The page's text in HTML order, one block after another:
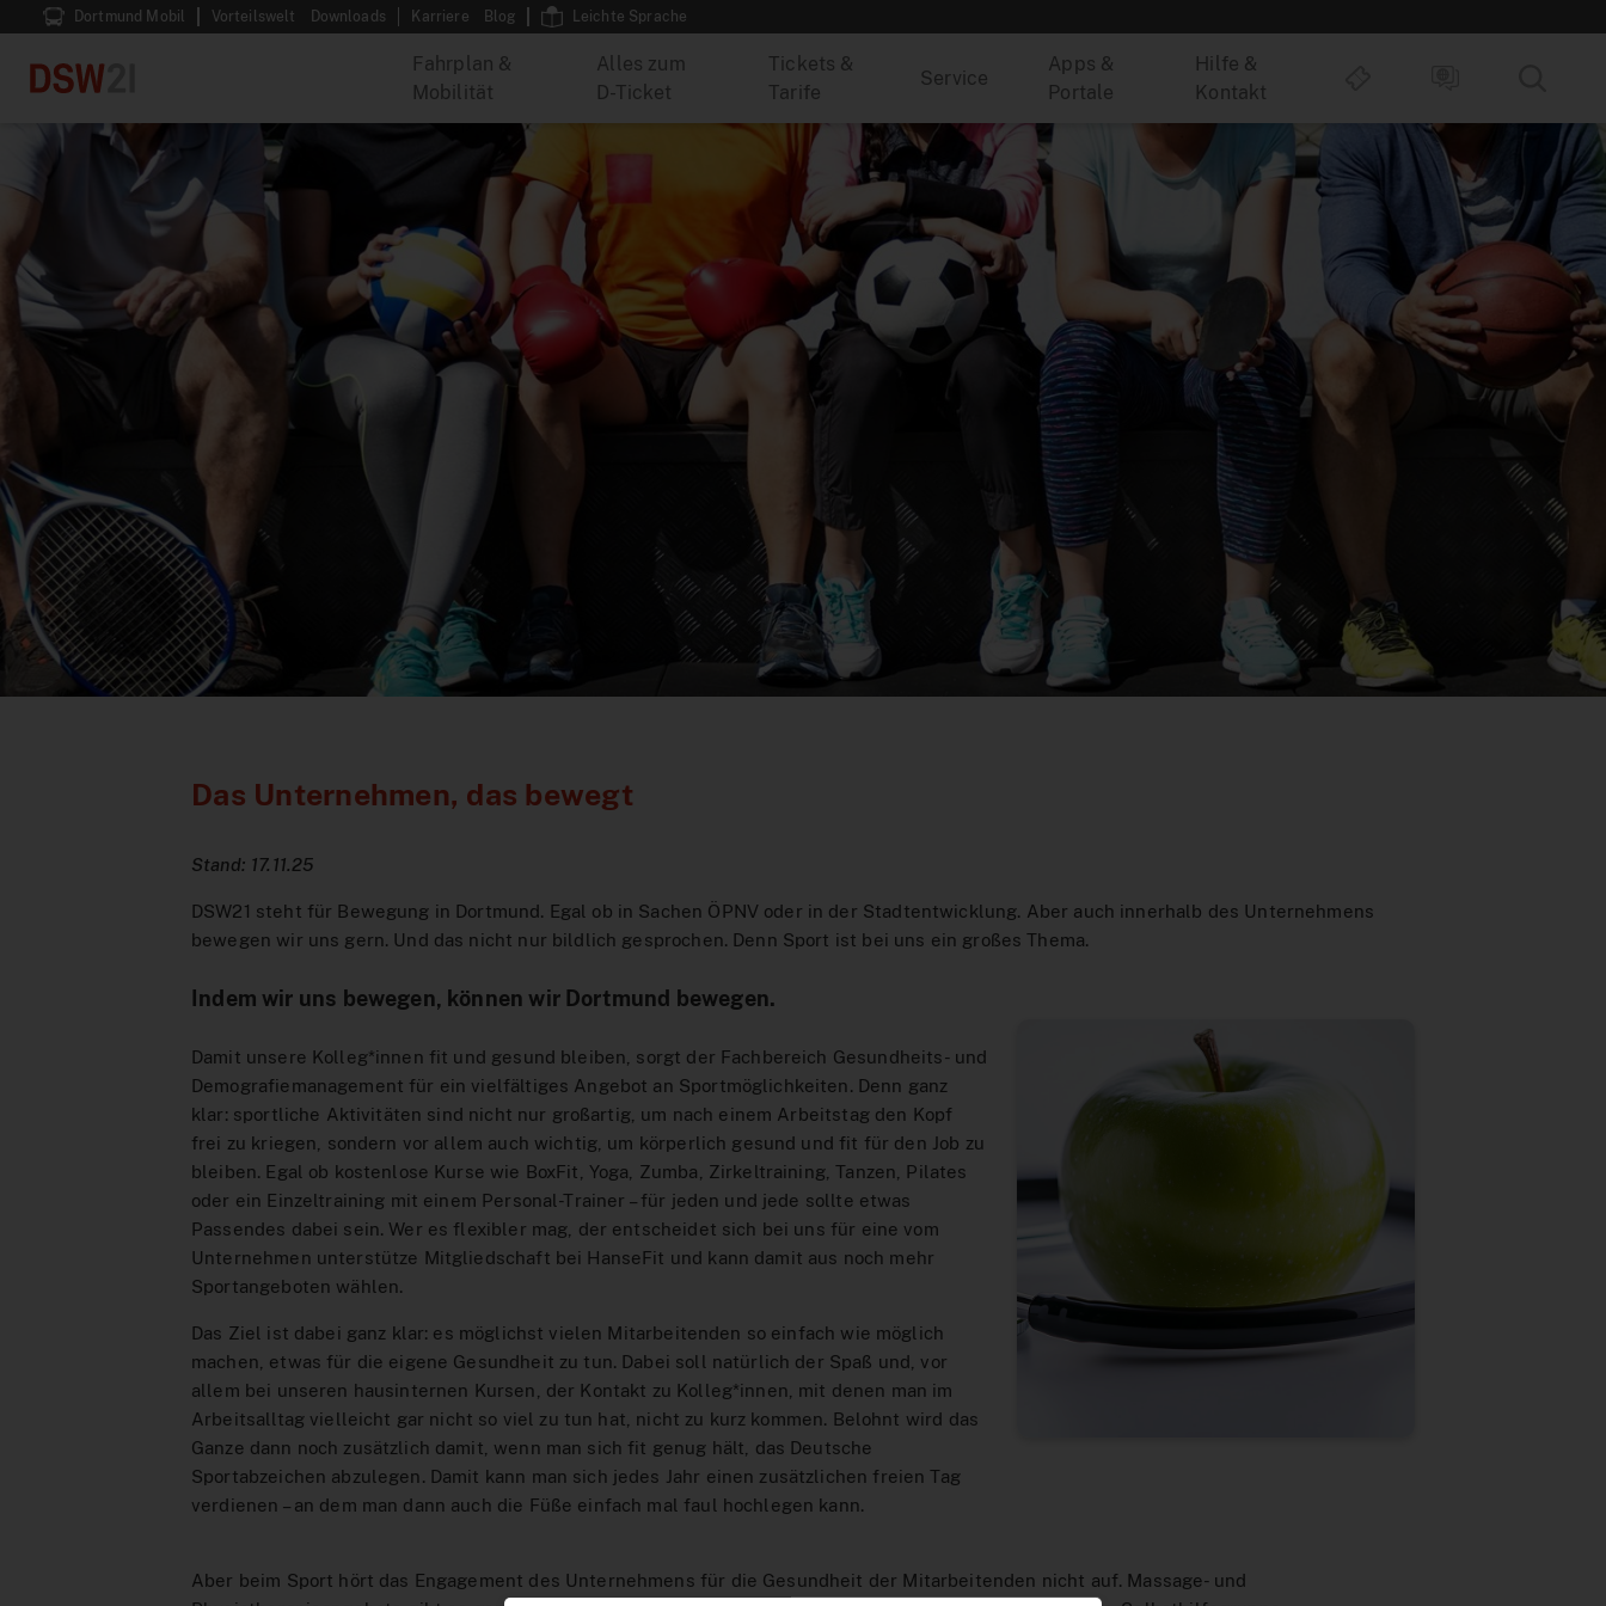
Fahrplan &
Mobilität
Alles zum
D-Ticket
Tickets &
Tarife
Service
Apps &
Portale
Hilfe &
Kontakt
Dortmund Mobil Vorteilswelt Downloads Karriere Blog Leichte Sprache
Das Unternehmen, das bewegt
Stand: 17.11.25
DSW21 steht für Bewegung in Dortmund. Egal ob in Sachen ÖPNV oder in der Stadtentwicklung. Aber auch innerhalb des Unternehmens
bewegen wir uns gern. Und das nicht nur bildlich gesprochen. Denn Sport ist bei uns ein großes Thema.
Indem wir uns bewegen, können wir Dortmund bewegen.
Damit unsere Kolleg*innen fit und gesund bleiben, sorgt der Fachbereich Gesundheits- und
Demografiemanagement für ein vielfältiges Angebot an Sportmöglichkeiten. Denn ganz
klar: sportliche Aktivitäten sind nicht nur großartig, um nach einem Arbeitstag den Kopf
frei zu kriegen, sondern vor allem auch wichtig, um körperlich gesund und fit für den Job zu
bleiben. Egal ob kostenlose Kurse wie BoxFit, Yoga, Zumba, Zirkeltraining, Tanzen, Pilates
oder ein Einzeltraining mit einem Personal-Trainer – für jeden und jede sollte etwas
Passendes dabei sein. Wer es flexibler mag, der entscheidet sich bei uns für eine vom
Unternehmen unterstütze Mitgliedschaft bei HanseFit und kann damit aus noch mehr
Sportangeboten wählen.
Das Ziel ist dabei ganz klar: es möglichst vielen Mitarbeitenden so einfach wie möglich
machen, etwas für die eigene Gesundheit zu tun. Dabei soll natürlich der Spaß und, vor
allem bei unseren hausinternen Kursen, der Kontakt zu Kolleg*innen, mit denen man im
Arbeitsalltag vielleicht gar nicht so viel zu tun hat, nicht zu kurz kommen. Belohnt wird das
Ganze dann noch zusätzlich damit, wenn man sich fit genug hält, das Deutsche
Sportabzeichen abzulegen. Damit kann man sich jedes Jahr einen zusätzlichen freien Tag
verdienen – an dem man dann auch die Füße einfach mal faul hochlegen kann.
Aber beim Sport hört das Engagement des Unternehmens für die Gesundheit der Mitarbeitenden nicht auf. Massage- und